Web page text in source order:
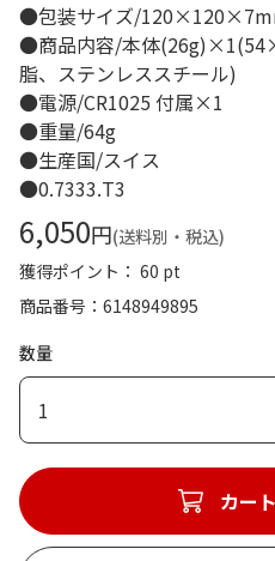
●包装サイズ/
●商品内容/本体
脂、ステンレススチール)
●電源/CR1025 付属×1
●重量/64g
●生産国/スイス
●0.7333.T3
6,050円(送料別・税込)
獲得ポイント： 60 pt
商品番号
6148949895
数量
1
カー